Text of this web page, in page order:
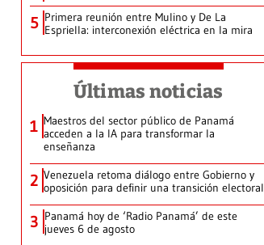
5 Primera reunión entre Mulino y De La
Espriella: interconexión eléctrica en la mira
Últimas noticias
1 Maestros del sector público de Panamá
acceden a la IA para transformar la
enseñanza
2 Venezuela retoma diálogo entre Gobierno y
oposición para definir una transición electoral
3 Panamá hoy de ‘Radio Panamá’ de este
jueves 6 de agosto